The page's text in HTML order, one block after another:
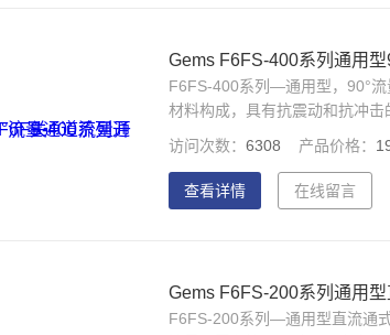
Gems F6FS-400系列通用
F6FS-400系列—通用型，90°
材料构成，具有抗震动和抗冲
400PSI@100℉（37.8℃）。流
要应用：泵、压缩机、半导体制
访问次数：6308 产品价格：
查看详情 在线留言
Gems F6FS-200系列通用
F6FS-200系列—通用型直流通